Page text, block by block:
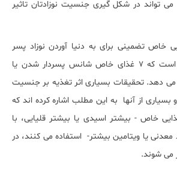
می تواند در شکل گیری جنسیت نوزادتان تاثیر
خاص تضمینی برای به دنیا آوردن نوزاد پسر
نیست، اما ثابت شده است که 7 غذای خاص شانس پسردار شدن یا
می دهد. تحقیقات بسیاری اثر تغذیه بر جنسیت
بسیاری از آنها به این مطلب اشاره کرده اند که
خاص - بیشتر اسیدی یا بیشتر قلیایی، با
معدنی یا ویتامین بیشتر- استفاده می کنند، در
می شوند.